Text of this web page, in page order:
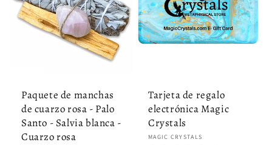
Paquete de manchas
de cuarzo rosa - Palo
Santo - Salvia blanca -
Cuarzo rosa
Tarjeta de regalo
electrónica Magic
Crystals
Proveedor:
MAGIC CRYSTALS